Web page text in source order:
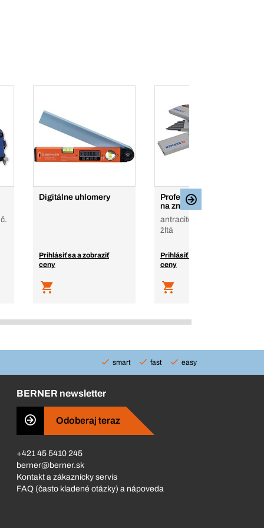
Digitálne uhlomery
Prihlásiť sa a zobraziť
ceny
Profesionálna súprava
na značenie
antracitová, červená,
žltá
Prihlásiť sa a zobraziť
ceny
smart fast easy
BERNER newsletter
Odoberaj teraz
+421 45 5410 245
berner@berner.sk
Kontakt a zákaznícky servis
FAQ (často kladené otázky) a nápoveda